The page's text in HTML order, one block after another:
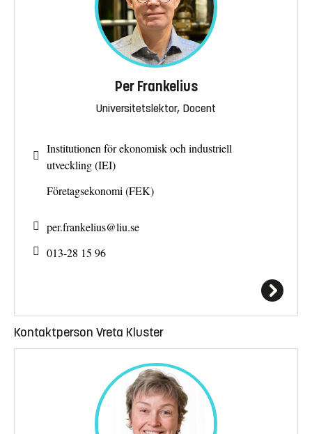
Per Frankelius
Universitetslektor, Docent
Institutionen för ekonomisk och industriell
utveckling (IEI)
Företagsekonomi (FEK)
per.frankelius@liu.se
013-28 15 96
Kontaktperson Vreta Kluster